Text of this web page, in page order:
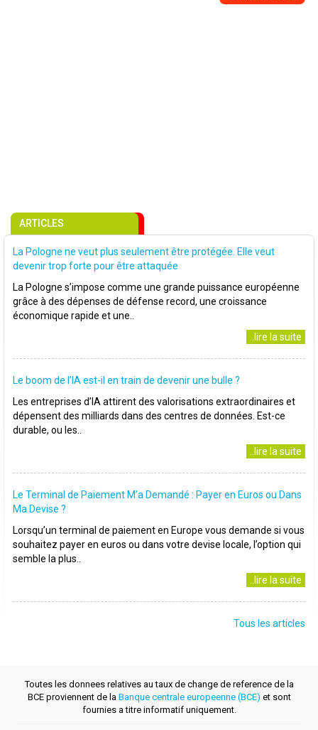
ARTICLES
La Pologne ne veut plus seulement être protégée. Elle veut
devenir trop forte pour être attaquée
La Pologne s’impose comme une grande puissance européenne
grâce à des dépenses de défense record, une croissance
économique rapide et une..
..lire la suite
Le boom de l’IA est-il en train de devenir une bulle ?
Les entreprises d’IA attirent des valorisations extraordinaires et
dépensent des milliards dans des centres de données. Est-ce
durable, ou les..
..lire la suite
Le Terminal de Paiement M’a Demandé : Payer en Euros ou Dans
Ma Devise ?
Lorsqu’un terminal de paiement en Europe vous demande si vous
souhaitez payer en euros ou dans votre devise locale, l’option qui
semble la plus..
..lire la suite
Tous les articles
Toutes les donnees relatives au taux de change de reference de la
BCE proviennent de la Banque centrale europeenne (BCE) et sont
fournies a titre informatif uniquement.